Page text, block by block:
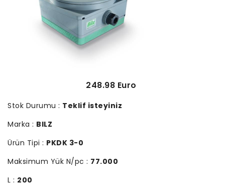
248.98 Euro
Stok Durumu : Teklif isteyiniz
Marka : BILZ
Ürün Tipi : PKDK 3-0
Maksimum Yük N/pc : 77.000
L : 200